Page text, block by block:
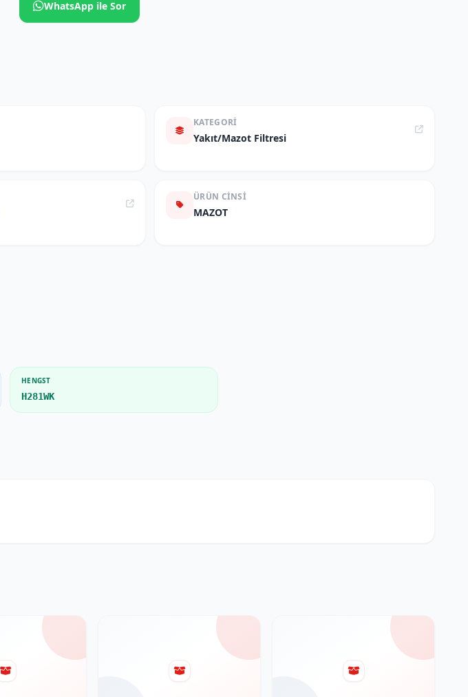
WhatsApp ile Sor
KATEGORI
Yakıt/Mazot Filtresi
ÜRÜN CINSI
MAZOT
HENGST
H281WK